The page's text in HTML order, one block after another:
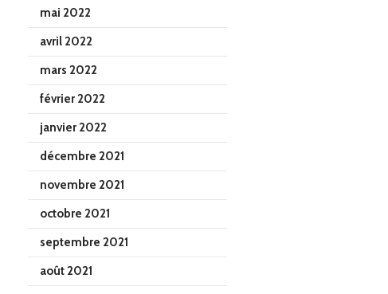
mai 2022
avril 2022
mars 2022
février 2022
janvier 2022
décembre 2021
novembre 2021
octobre 2021
septembre 2021
août 2021